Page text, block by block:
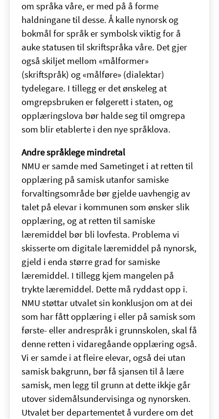
om språka våre, er med på å forme
haldningane til desse. Å kalle nynorsk og
bokmål for språk er symbolsk viktig for å
auke statusen til skriftspråka våre. Det gjer
også skiljet mellom «målformer»
(skriftspråk) og «målføre» (dialektar)
tydelegare. I tillegg er det ønskeleg at
omgrepsbruken er følgerett i staten, og
opplæringslova bør halde seg til omgrepa
som blir etablerte i den nye språklova.
Andre språklege mindretal
NMU er samde med Sametinget i at retten til
opplæring på samisk utanfor samiske
forvaltingsområde bør gjelde uavhengig av
talet på elevar i kommunen som ønsker slik
opplæring, og at retten til samiske
læremiddel bør bli lovfesta. Problema vi
skisserte om digitale læremiddel på nynorsk,
gjeld i enda større grad for samiske
læremiddel. I tillegg kjem mangelen på
trykte læremiddel. Dette må ryddast opp i.
NMU støttar utvalet sin konklusjon om at dei
som har fått opplæring i eller på samisk som
første- eller andrespråk i grunnskolen, skal få
denne retten i vidaregåande opplæring også.
Vi er samde i at fleire elevar, også dei utan
samisk bakgrunn, bør få sjansen til å lære
samisk, men legg til grunn at dette ikkje går
utover sidemålsundervisinga og nynorsken.
Utvalet ber departementet å vurdere om det